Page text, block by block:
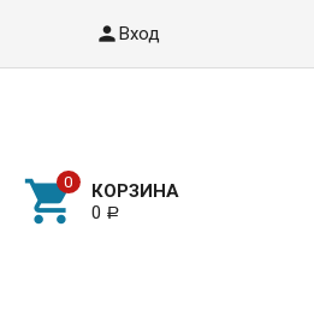
Вход
КОРЗИНА
0 Р